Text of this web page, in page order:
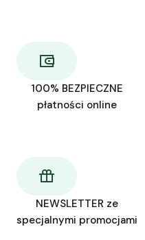
100% BEZPIECZNE
płatności online
NEWSLETTER ze
specjalnymi promocjami